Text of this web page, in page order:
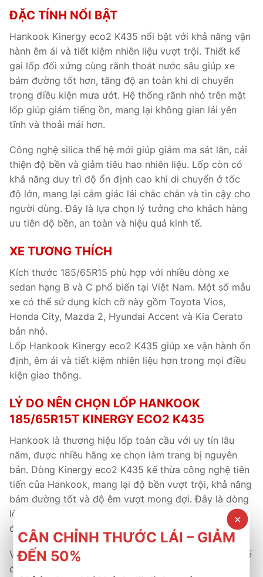
ĐẶC TÍNH NỔI BẬT
Hankook Kinergy eco2 K435 nổi bật với khả năng vận
hành êm ái và tiết kiệm nhiên liệu vượt trội. Thiết kế
gai lốp đối xứng cùng rãnh thoát nước sâu giúp xe
bám đường tốt hơn, tăng độ an toàn khi di chuyển
trong điều kiện mưa ướt. Hệ thống rãnh nhỏ trên mặt
lốp giúp giảm tiếng ồn, mang lại không gian lái yên
tĩnh và thoải mái hơn.
Công nghệ silica thế hệ mới giúp giảm ma sát lăn, cải
thiện độ bền và giảm tiêu hao nhiên liệu. Lốp còn có
khả năng duy trì độ ổn định cao khi di chuyển ở tốc
độ lớn, mang lại cảm giác lái chắc chắn và tin cậy cho
người dùng. Đây là lựa chọn lý tưởng cho khách hàng
ưu tiên độ bền, an toàn và hiệu quả kinh tế.
XE TƯƠNG THÍCH
Kích thước 185/65R15 phù hợp với nhiều dòng xe
sedan hạng B và C phổ biến tại Việt Nam. Một số mẫu
xe có thể sử dụng kích cỡ này gồm Toyota Vios,
Honda City, Mazda 2, Hyundai Accent và Kia Cerato
bản nhỏ.
Lốp Hankook Kinergy eco2 K435 giúp xe vận hành ổn
định, êm ái và tiết kiệm nhiên liệu hơn trong mọi điều
kiện giao thông.
LÝ DO NÊN CHỌN LỐP HANKOOK
185/65R15T KINERGY ECO2 K435
Hankook là thương hiệu lốp toàn cầu với uy tín lâu
năm, được nhiều hãng xe chọn làm trang bị nguyên
bản. Dòng Kinergy eco2 K435 kế thừa công nghệ tiên
tiến của Hankook, mang lại độ bền vượt trội, khả năng
bám đường tốt và độ êm vượt mong đợi. Đây là dòng
lốp được thiết kế tối ưu cho điều kiện khí hậu và
đường sá tại Việt Nam.
Về mặt thương mại, sản phẩm có giá thành hợp lý, chế
độ bảo hành rõ ràng và dịch vụ hậu mãi uy tín. Đây là
✕
CÂN CHỈNH THƯỚC LÁI – GIẢM
ĐẾN 50%